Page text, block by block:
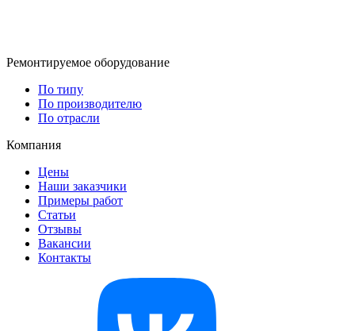
Ремонтируемое оборудование
По типу
По производителю
По отрасли
Компания
Цены
Наши заказчики
Примеры работ
Статьи
Отзывы
Вакансии
Контакты